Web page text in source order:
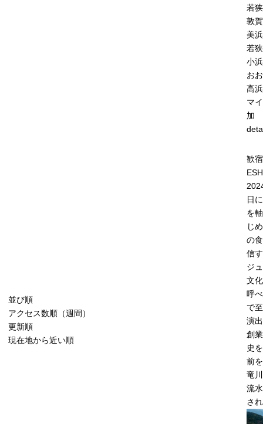
並び順
アクセス数順（週間）
更新順
現在地から近い順
若
敦
美
若
小
お
高
マ
加
歓
日
を
じ
の
信
ジ
文
呼
で
演
創
史
前
竜
流
さ